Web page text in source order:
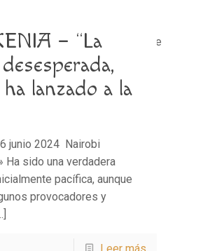
theme-functions.php
on line
– “La
lanzado a la
junio 2024 Nairobi
Ha sido una verdadera
pacífica, aunque
provocadores y